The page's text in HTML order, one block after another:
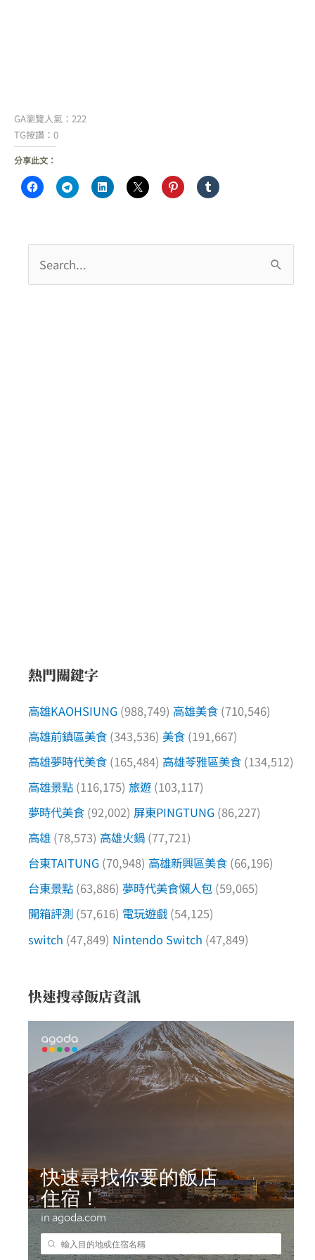
GA瀏覽人氣：222
TG按讚：0
分享此文：
熱門關鍵字
高雄KAOHSIUNG (988,749) 高雄美食 (710,546)
高雄前鎮區美食 (343,536) 美食 (191,667)
高雄夢時代美食 (165,484) 高雄苓雅區美食 (134,512)
高雄景點 (116,175) 旅遊 (103,117)
夢時代美食 (92,002) 屏東PINGTUNG (86,227)
高雄 (78,573) 高雄火鍋 (77,721)
台東TAITUNG (70,948) 高雄新興區美食 (66,196)
台東景點 (63,886) 夢時代美食懶人包 (59,065)
開箱評測 (57,616) 電玩遊戲 (54,125)
switch (47,849) Nintendo Switch (47,849)
快速搜尋飯店資訊